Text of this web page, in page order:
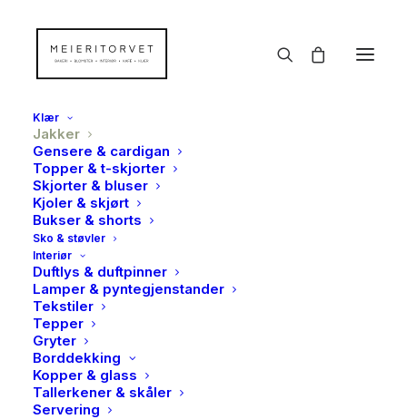
Klær
Jakker
Gensere & cardigan
Topper & t-skjorter
Skjorter & bluser
Kjoler & skjørt
Bukser & shorts
Sko & støvler
Interiør
Duftlys & duftpinner
Lamper & pyntegjenstander
Tekstiler
Tepper
Gryter
Borddekking
Kopper & glass
Tallerkener & skåler
Servering